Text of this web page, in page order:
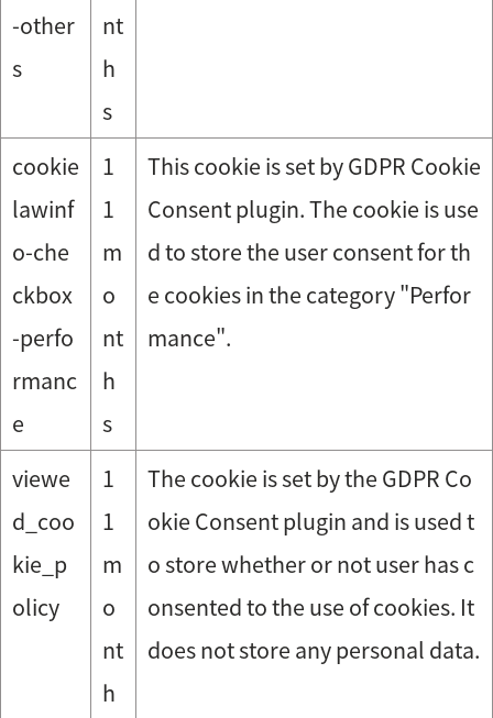
-other
s
nt
h
s
cookie
lawinf
o-che
ckbox
-perfo
rmanc
e
1
1
m
o
nt
h
s
This cookie is set by GDPR Cookie
Consent plugin. The cookie is use
d to store the user consent for th
e cookies in the category "Perfor
mance".
viewe
d_coo
kie_p
olicy
1
1
m
o
nt
h
The cookie is set by the GDPR Co
okie Consent plugin and is used t
o store whether or not user has c
onsented to the use of cookies. It
does not store any personal data.